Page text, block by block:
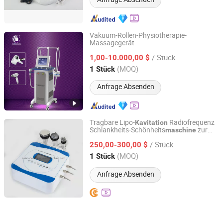
Vakuum-Rollen-Physiotherapie-
Massagegerät
1,00-10.000,00 $ / Stück
1 Stück (MOQ)
Anfrage Absenden
Beijing Globalipl Development Co., Ltd.
Beijing, China Seit 2009
Tragbare Lipo-Kavitation Radiofrequenz
Schlankheits-Schönheitsmaschine zur
250,00-300,00 $ / Stück
1 Stück (MOQ)
Anfrage Absenden
Solana Beauty Technology Co., Limited
Guangdong, China Seit 2020